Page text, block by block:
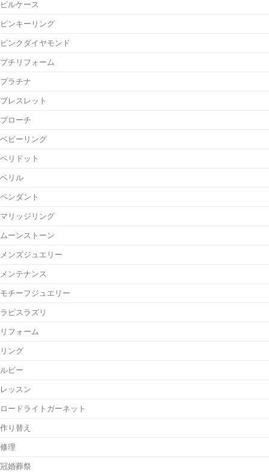
ピルケース
ピンキーリング
ピンクダイヤモンド
プチリフォーム
プラチナ
ブレスレット
ブローチ
ベビーリング
ペリドット
ベリル
ペンダント
マリッジリング
ムーンストーン
メンズジュエリー
メンテナンス
モチーフジュエリー
ラピスラズリ
リフォーム
リング
ルビー
レッスン
ロードライトガーネット
作り替え
修理
冠婚葬祭